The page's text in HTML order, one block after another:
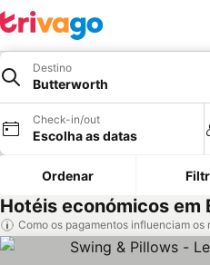
Destino
Butterworth
Check-in/out
Escolha as datas
Ordenar
Hotéis económicos
Como os pagamentos influenciam os